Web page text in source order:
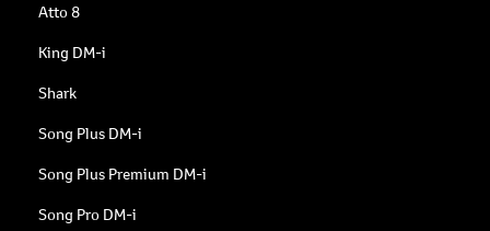
Atto 8
King DM-i
Shark
Song Plus DM-i
Song Plus Premium DM-i
Song Pro DM-i